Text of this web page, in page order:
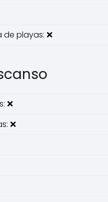
de playas: ❌
❌
❌